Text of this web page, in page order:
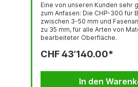
Eine von unseren Kunden sehr
zum Anfasen: Die CHP-30G für
zwischen 3-50 mm und
zu 35 mm, für alle Arten von
bearbeiteter Oberfläche.
CHF 43’140.00*
In den